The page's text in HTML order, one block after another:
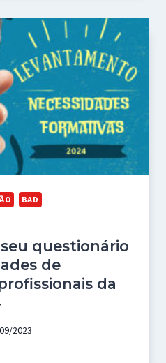
BAD
questionário
de
da
2023